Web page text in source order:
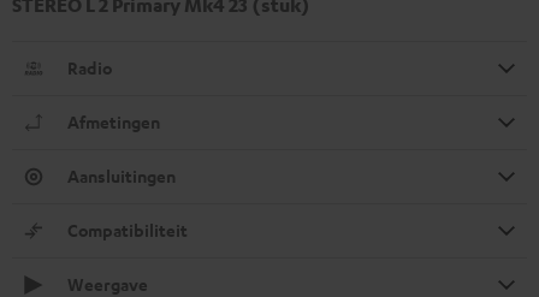
Radio
Afmetingen
Aansluitingen
Compatibiliteit
Weergave